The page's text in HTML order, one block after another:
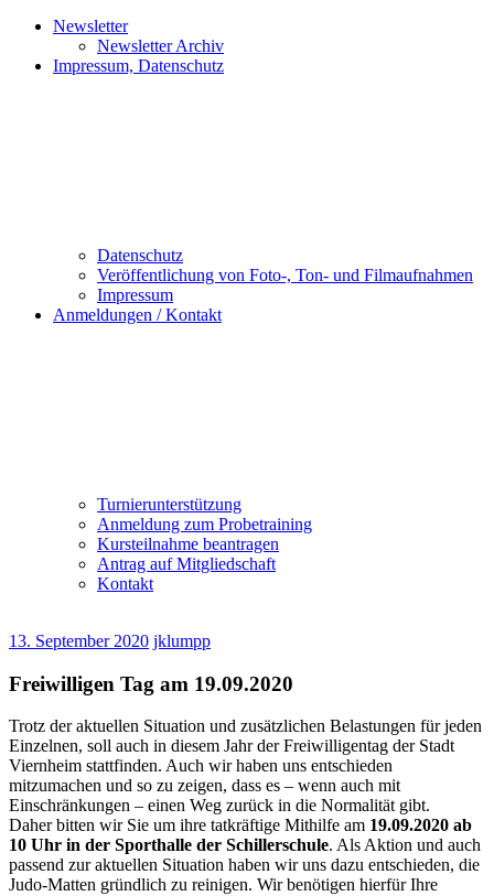
Newsletter
Newsletter Archiv
Impressum, Datenschutz
Datenschutz
Veröffentlichung von Foto-, Ton- und Filmaufnahmen
Impressum
Anmeldungen / Kontakt
Turnierunterstützung
Anmeldung zum Probetraining
Kursteilnahme beantragen
Antrag auf Mitgliedschaft
Kontakt
13. September 2020 jklumpp
Freiwilligen Tag am 19.09.2020
Trotz der aktuellen Situation und zusätzlichen Belastungen für jeden
Einzelnen, soll auch in diesem Jahr der Freiwilligentag der Stadt
Viernheim stattfinden. Auch wir haben uns entschieden
mitzumachen und so zu zeigen, dass es – wenn auch mit
Einschränkungen – einen Weg zurück in die Normalität gibt.
Daher bitten wir Sie um ihre tatkräftige Mithilfe am 19.09.2020 ab
10 Uhr in der Sporthalle der Schillerschule. Als Aktion und auch
passend zur aktuellen Situation haben wir uns dazu entschieden, die
Judo-Matten gründlich zu reinigen. Wir benötigen hierfür Ihre